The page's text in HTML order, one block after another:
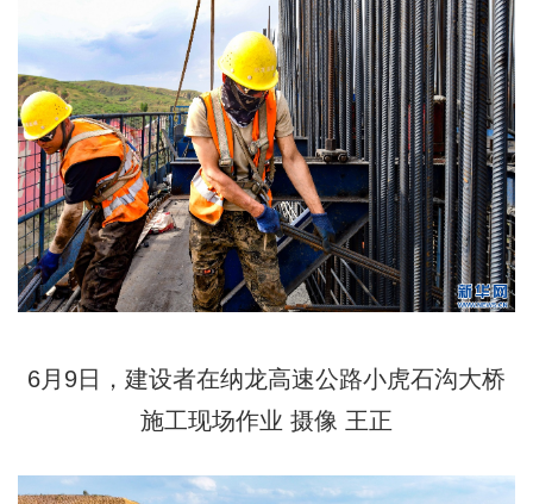
6月9日，建设者在纳龙高速公路小虎石沟大桥
施工现场作业 摄像 王正